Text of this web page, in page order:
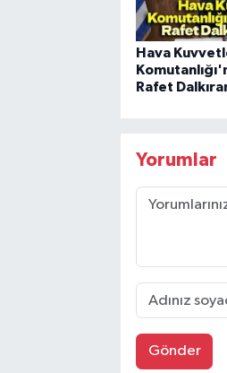
Hava
Rafet
Yorumlar
Gönder